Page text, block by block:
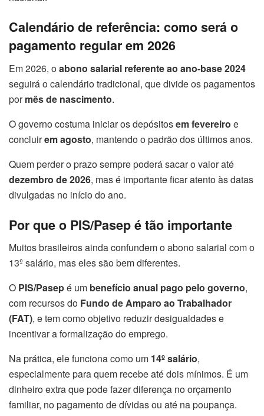
Calendário de referência: como será o
pagamento regular em 2026
Em 2026, oabono salarial referente ao ano-base 2024
seguirá o calendário tradicional, que divide os pagamentos
pormês de nascimento.
O governo costuma iniciar os depósitosem fevereiro e
concluirem agosto, mantendo o padrão dos últimos anos.
Quem perder o prazo sempre poderá sacar o valor até
dezembro de 2026, mas é importante ficar atento às datas
divulgadas no início do ano.
Por que o PIS/Pasep é tão importante
Muitos brasileiros ainda confundem o abono salarial com o
13º salário, mas eles são bem diferentes.
O PIS/Pasepé um benefício anual pago pelo governo,
com recursos do Fundo de Amparo ao Trabalhador
(FAT), e tem como objetivo reduzir desigualdades e
incentivar a formalização do emprego.
Na prática, ele funciona como um 14º salário,
especialmente para quem recebe até dois mínimos. É um
dinheiro extra que pode fazer diferença no orçamento
familiar, no pagamento de dívidas ou até na poupança.